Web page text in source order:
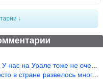
↓
Урале тоже не очень из-за до
стране развелось много ипанут